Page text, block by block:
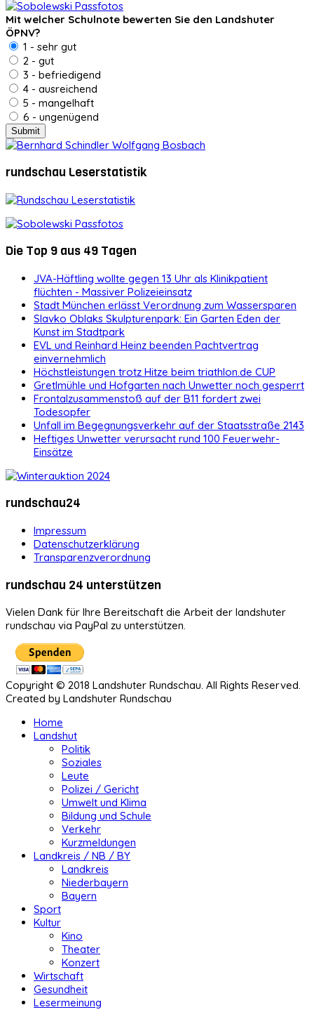
Mit welcher Schulnote bewerten Sie den Landshuter
ÖPNV?
1 - sehr gut
2 - gut
3 - befriedigend
4 - ausreichend
5 - mangelhaft
6 - ungenügend
rundschau Leserstatistik
Die Top 9 aus 49 Tagen
JVA-Häftling wollte gegen 13 Uhr als Klinikpatient
flüchten - Massiver Polizeieinsatz
Stadt München erlässt Verordnung zum Wassersparen
Slavko Oblaks Skulpturenpark: Ein Garten Eden der
Kunst im Stadtpark
EVL und Reinhard Heinz beenden Pachtvertrag
einvernehmlich
Höchstleistungen trotz Hitze beim triathlon.de CUP
Gretlmühle und Hofgarten nach Unwetter noch gesperrt
Frontalzusammenstoß auf der B11 fordert zwei
Todesopfer
Unfall im Begegnungsverkehr auf der Staatsstraße 2143
Heftiges Unwetter verursacht rund 100 Feuerwehr-
Einsätze
rundschau24
Impressum
Datenschutzerklärung
Transparenzverordnung
rundschau 24 unterstützen
Vielen Dank für Ihre Bereitschaft die Arbeit der landshuter
rundschau via PayPal zu unterstützen.
Copyright © 2018 Landshuter Rundschau. All Rights Reserved.
Created by Landshuter Rundschau
Home
Landshut
Politik
Soziales
Leute
Polizei / Gericht
Umwelt und Klima
Bildung und Schule
Verkehr
Kurzmeldungen
Landkreis / NB / BY
Landkreis
Niederbayern
Bayern
Sport
Kultur
Kino
Theater
Konzert
Wirtschaft
Gesundheit
Lesermeinung